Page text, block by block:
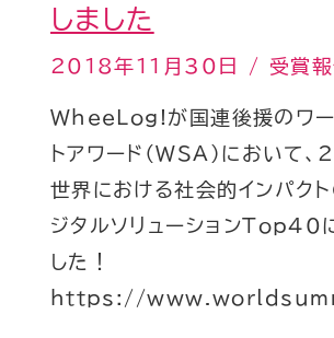
しました
2018年11月30日 / 受賞
WheeLog!が国連後援のワー
トアワード（WSA）において
世界における社会的インパク
ジタルソリューションTop40
した！
https://
ー
サ
ミ
ッ
ト
ア
ワ